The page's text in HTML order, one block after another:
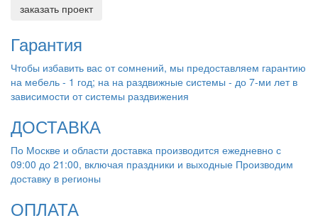
заказать проект
Гарантия
Чтобы избавить вас от сомнений, мы предоставляем гарантию
на мебель - 1 год; на на раздвижные системы - до 7-ми лет в
зависимости от системы раздвижения
ДОСТАВКА
По Москве и области доставка производится ежедневно с
09:00 до 21:00, включая праздники и выходные Производим
доставку в регионы
ОПЛАТА